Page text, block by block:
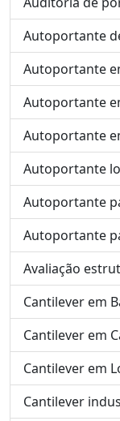
Autoportante
Autoportante
Autoportante
Autoportante
Autoportante
Autoportante
Autoportante
Avaliação
Cantilever em
Cantilever em
Cantilever em
Cantilever